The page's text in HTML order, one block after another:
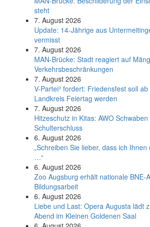
steht
7. August 2026
Update: 14-Jährige aus
vermisst
7. August 2026
MAN-Brücke: Stadt reagiert auf
Verkehrsbeschränkungen
7. August 2026
V-Partei­³ fordert: Friedens­fest soll
Land­kreis Feier­tag werden
7. August 2026
Hitzeschutz in Kitas: AWO
Schulterschluss
6. August 2026
„Schreiben Sie lieber, dass ich
…“
6. August 2026
Zoo Augsburg erhält nationale BNE-
Bildungsarbeit
6. August 2026
Liebe und Last: Opera Augusta lädt
Abend im Kleinen Goldenen Saal